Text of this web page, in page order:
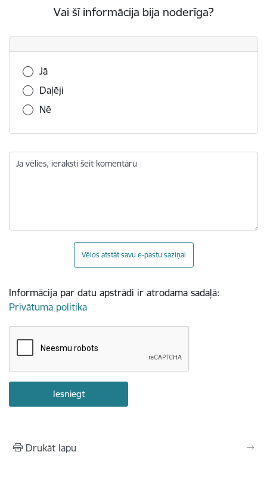
Vai šī informācija bija noderīga?
Vai šī informācija bija noderīga?
Jā
Daļēji
Nē
Ja vēlies, ieraksti šeit komentāru
Vēlos atstāt savu e-pastu saziņai
Informācija par datu apstrādi ir atrodama sadaļā:
Privātuma politika
Drukāt lapu